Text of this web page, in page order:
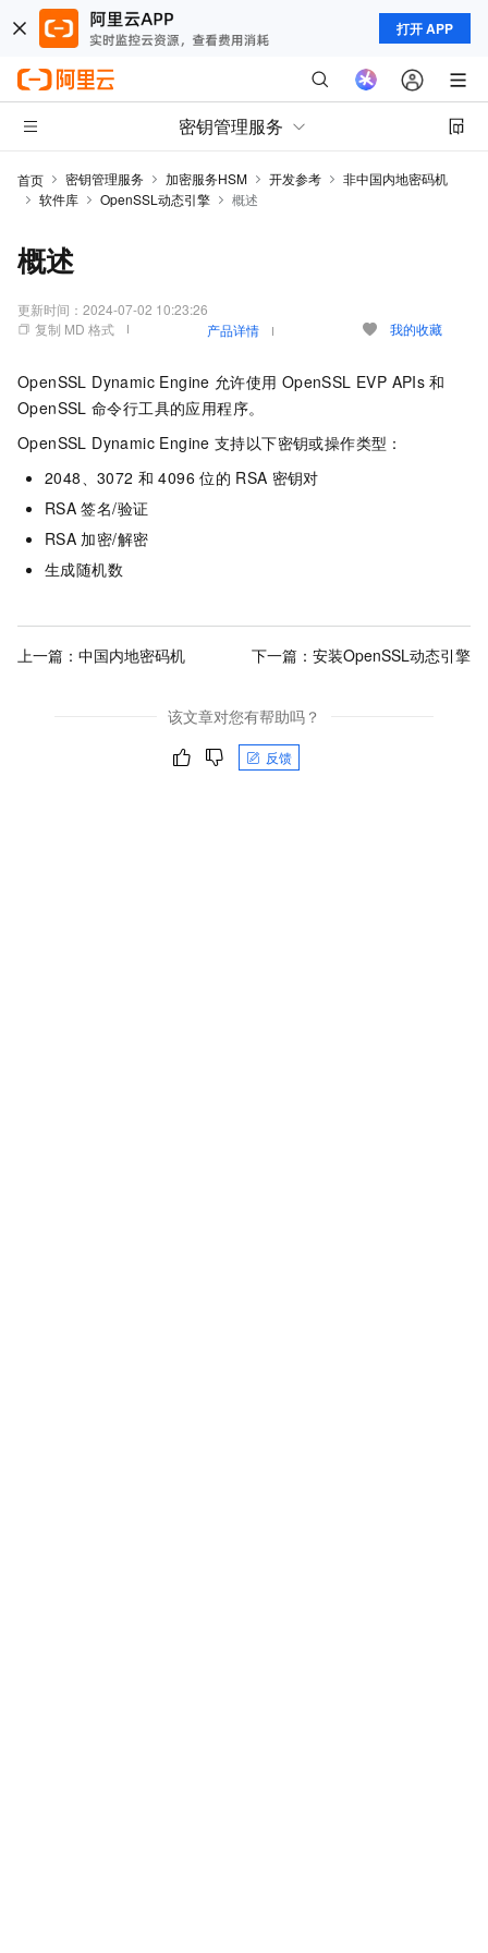
打开 APP
密钥管理服务
首页 密钥管理服务 加密服务HSM 开发参考
非中国内地密码机
软件库
OpenSSL动态引擎 概述
概述
更新时间： 2024-07-02 10:23:26
复制 MD 格式
产品详情 我的收藏
OpenSSL Dynamic Engine 允许使用 OpenSSL EVP APIs 和
OpenSSL 命令行工具的应用程序。
OpenSSL Dynamic Engine 支持以下密钥或操作类型：
2048、3072 和 4096 位的 RSA 密钥对
RSA 签名/验证
RSA 加密/解密
生成随机数
上一篇： 中国内地密码机 下一篇： 安装OpenSSL动态引擎
该文章对您有帮助吗？
反馈